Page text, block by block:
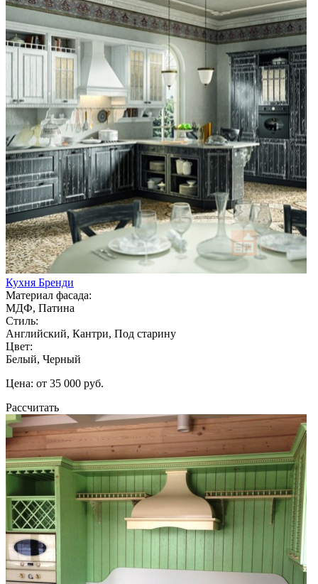
Кухня Бренди
Материал фасада:
МДФ, Патина
Стиль:
Английский, Кантри, Под старину
Цвет:
Белый, Черный
Цена: от 35 000 руб.
Рассчитать